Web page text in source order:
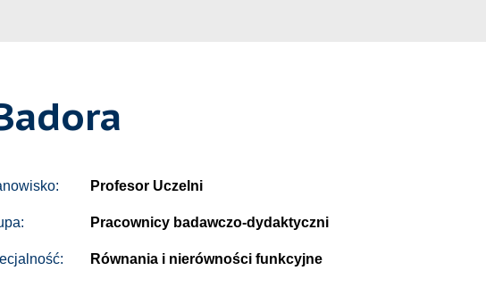
Profesor Uczelni
Pracownicy badawczo-dydaktyczni
Równania i nierówności funkcyjne